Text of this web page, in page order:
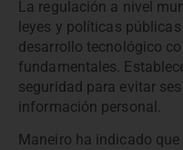
La regulación a nivel
leyes y políticas
desarrollo tecnológico
fundamentales.
seguridad para evitar
información personal.
Maneiro ha indicado